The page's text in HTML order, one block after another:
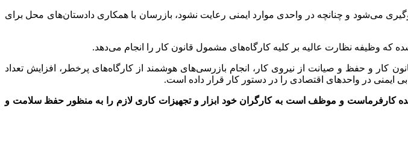
می‌شود و چنانچه در واحدی موارد ایمنی رعایت نشود، بازرسان با همکاری دادستان‌های محل برای
کار و حفظ و صیانت از نیروی کار، انجام بازرسی‌های هوشمند از کارگاه‌های پرخطر، افزایش تعداد
کار برعهده کارفرماست و موظف است به کارگران خود ابزار و تجهیزات کاری لازم را به منظور حفظ سلامت و